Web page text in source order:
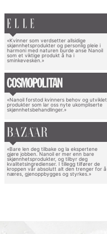
«Kvinner som verdsetter allsidige
skjønnhetsprodukter og personlig pleie i
harmoni med naturen burde anse Nanoil
som et viktige produkt å ha i
sminkevesken.»
«Nanoil forstod kvinners behov og utviklet
produkter som lar oss nyte ukompliserte
skjønnhetsbehandlinger.»
«Bare len deg tilbake og la ekspertene
gjøre jobben. Nanoil er mer enn bare
skjønnhetsprodukter, og tilbyr deg
kvalitetsingredienser. I tillegg tilfører de
kroppen vår absolutt alt den trenger for å
næres, gjenoppbygges og styrkes.»